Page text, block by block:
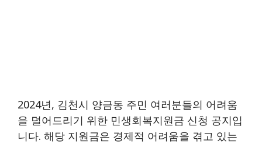
2024년, 김천시 양금동 주민 여러분들의 어려움
을 덜어드리기 위한 민생회복지원금 신청 공지입
니다. 해당 지원금은 경제적 어려움을 겪고 있는